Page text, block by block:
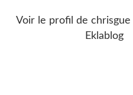
Voir le profil de chrisgue
Eklablog